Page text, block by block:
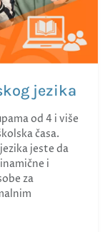
jezika
od 4 i više
časa.
jeste da
i
za